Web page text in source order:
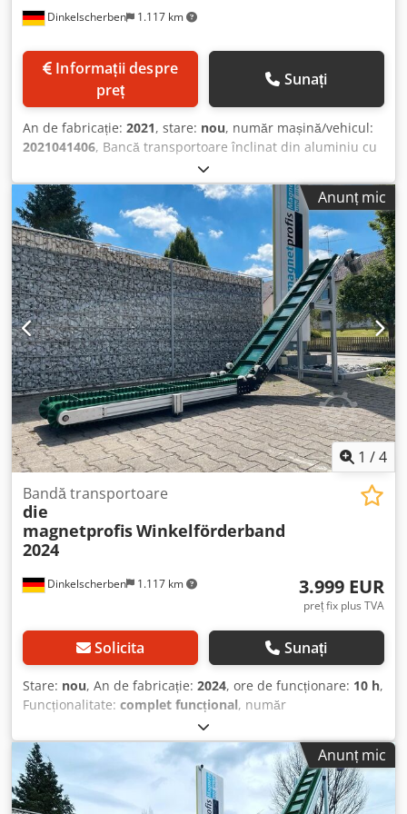
Datorită marginilor ondulate pe ambele părți, lățimea utilă
rezultă astfel: (Vedere de sus) dispunere transversală
50+500+50 mm
Dinkelscherben 1.117 km
preț
Sunați
An de fabricație: 2021, stare: nou, număr mașină/vehicul:
2021041406, Bancă transportoare înclinat din aluminiu cu
cadru suport Dimensiuni: aprox. 2000 + 2000 mm Dcjdeg
Ez I Hopfx Ag Dok Înălțime de descărcare: 1600 mm
(exemplu) Înălțimea zonei orizontale: 200 mm (exemplu)
Curea transportoare verde, 2 straturi, deosebit de stabilă
transversal, sudată fără sfârșit prin îmbinare în trepte *
antistatică datorită firelor integrate în țesătura feței de
rulare Acționare, motor și comandă opțional Trichter din
oțel inoxidabil - punct de alimentare material
Anunț mic
1 /4
Dinkelscherben 1.117 km
Bandă transportoare
die
magnetprofisWinkelförderband
2024
3.999 EUR
preț fix plus TVA
Solicita Sunați
Stare: nou, An de fabricație: 2024, ore de funcționare: 10 h,
Funcționalitate: complet funcțional, număr
WFB2500x2400
transportoare:4.900 mm, lățime bandă transportoare:290
mm, viteza benzii transportoare:400 mm/s, lungime
totală: 4.200 mm, lățime totală:540 mm
, înălțime totală:
2.000 mm, greutate totală: 250 kg
, înălțime de descărcare:
Anunț mic